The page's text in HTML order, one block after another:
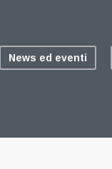
News ed eventi